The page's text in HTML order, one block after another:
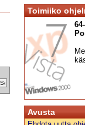
Toimiiko
Avusta